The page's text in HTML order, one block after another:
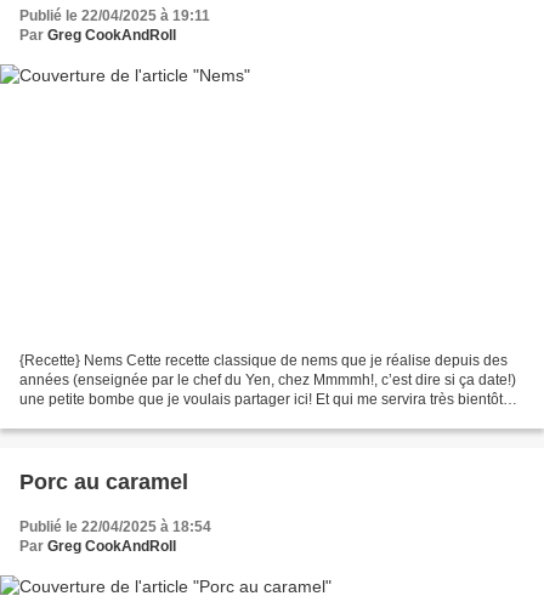
Publié le 22/04/2025 à 19:11
Par Greg CookAndRoll
{Recette} Nems Cette recette classique de nems que je réalise depuis des
années (enseignée par le chef du Yen, chez Mmmmh!, c’est dire si ça date!)
une petite bombe que je voulais partager ici! Et qui me servira très bientôt
Porc au caramel
Publié le 22/04/2025 à 18:54
Par Greg CookAndRoll